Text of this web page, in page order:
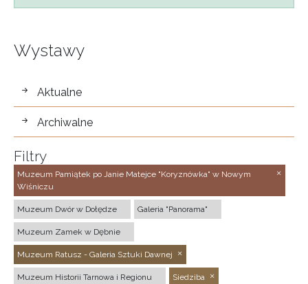
Wystawy
wystawy
Aktualne
Archiwalne
Filtry
Muzeum Pamiątek po Janie Matejce "Koryznówka" w Nowym
Wiśniczu
Muzeum Dwór w Dołędze Galeria "Panorama"
Muzeum Zamek w Dębnie
Muzeum Ratusz - Galeria Sztuki Dawnej
Muzeum Historii Tarnowa i Regionu Siedziba